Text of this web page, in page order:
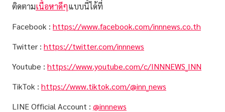
ติดตามเนื้อหาดีๆแบบนี้ได้ที่
Facebook : https://www.facebook.com/innnews.co.th
Twitter : https://twitter.com/innnews
Youtube : https://www.youtube.com/c/INNNEWS_INN
TikTok : https://www.tiktok.com/@inn_news
LINE Official Account : @innnews